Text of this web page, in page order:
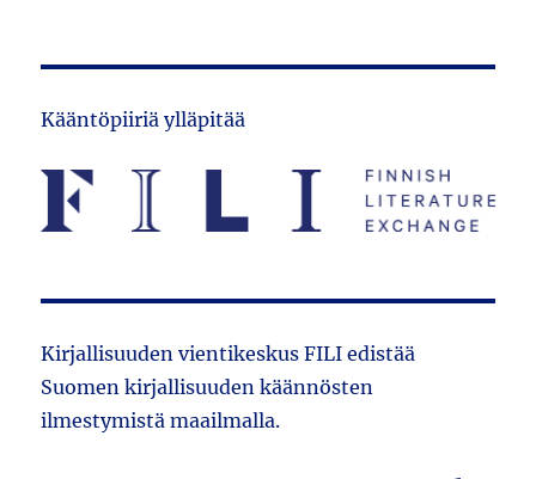
Kääntöpiiriä ylläpitää
Kirjallisuuden vientikeskus FILI edistää
Suomen kirjallisuuden käännösten
ilmestymistä maailmalla.